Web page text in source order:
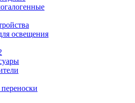
освещения